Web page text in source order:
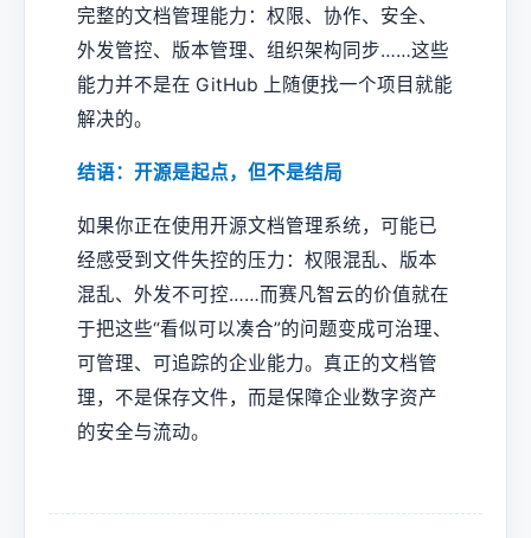
完整的文档管理能力：权限、协作、安全、
外发管控、版本管理、组织架构同步……这些
能力并不是在 GitHub 上随便找一个项目就能
解决的。
结语：开源是起点，但不是结局
如果你正在使用开源文档管理系统，可能已
经感受到文件失控的压力：权限混乱、版本
混乱、外发不可控……而赛凡智云的价值就在
于把这些“看似可以凑合”的问题变成可治理、
可管理、可追踪的企业能力。真正的文档管
理，不是保存文件，而是保障企业数字资产
的安全与流动。